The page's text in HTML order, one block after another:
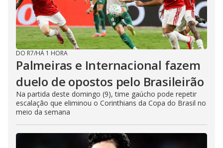
DO R7/HÁ 1 HORA
Palmeiras e Internacional fazem
duelo de opostos pelo Brasileirão
Na partida deste domingo (9), time gaúcho pode repetir
escalação que eliminou o Corinthians da Copa do Brasil no
meio da semana